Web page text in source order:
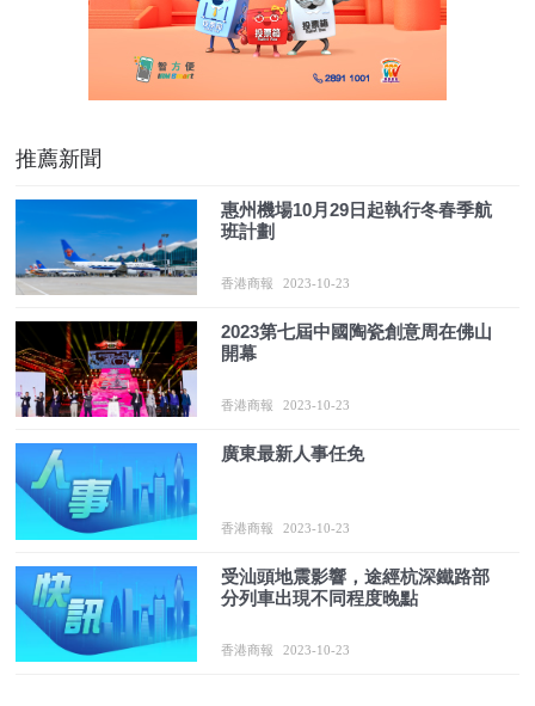
推薦新聞
惠州機場10月29日起執行冬春季航
班計劃
香港商報 2023-10-23
2023第七屆中國陶瓷創意周在佛山
開幕
香港商報 2023-10-23
廣東最新人事任免
香港商報 2023-10-23
受汕頭地震影響，途經杭深鐵路部
分列車出現不同程度晚點
香港商報 2023-10-23